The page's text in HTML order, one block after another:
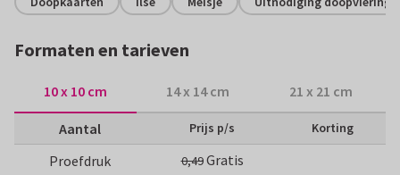
Formaten en tarieven
10 x 10 cm 14 x 14 cm 21 x 21 cm
Aantal Prijs p/s Korting
Proefdruk 0,49Gratis